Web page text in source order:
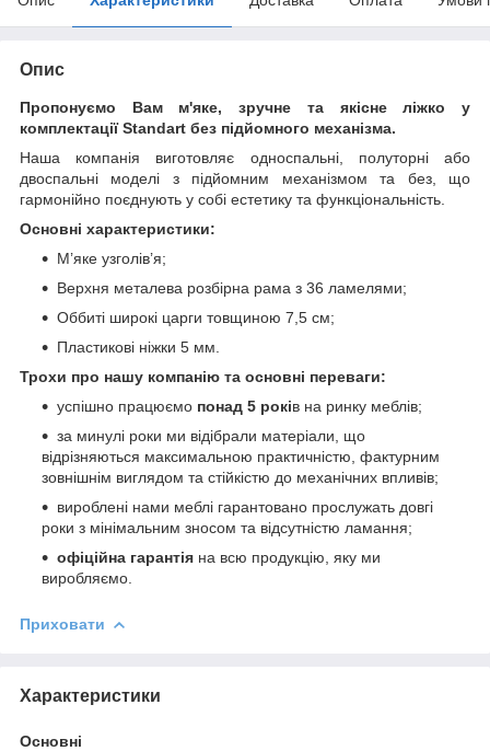
Опис
Пропонуємо Вам м'яке, зручне та якiсне ліжко у
комплектації Standart без підйомного механізма.
Наша компанія виготовляє односпальні, полуторні або
двоспальні моделі з підйомним механізмом та без, що
гармонійно поєднують у собі естетику та функціональність.
Основні характеристики:
М’яке узголів’я;
Верхня металева розбірна рама з 36 ламелями;
Оббиті широкі царги товщиною 7,5 см;
Пластикові ніжки 5 мм.
Трохи про нашу компанію та основні переваги:
успішно працюємо понад 5 років на ринку меблів;
за минулі роки ми відібрали матеріали, що
відрізняються максимальною практичністю, фактурним
зовнішнім виглядом та стійкістю до механічних впливів;
вироблені нами меблі гарантовано прослужать довгі
роки з мінімальним зносом та відсутністю ламання;
офіційна гарантія на всю продукцію, яку ми
виробляємо.
Приховати
Характеристики
Основні